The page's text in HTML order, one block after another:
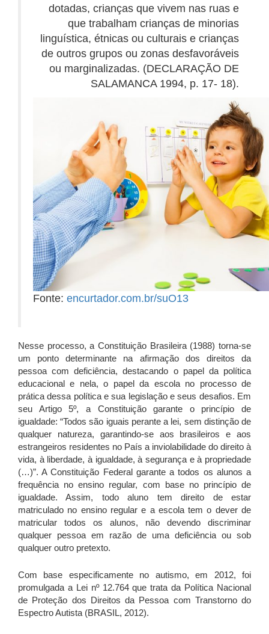
dotadas, crianças que vivem nas ruas e
que trabalham crianças de minorias
linguística, étnicas ou culturais e crianças
de outros grupos ou zonas desfavoráveis
ou marginalizadas. (DECLARAÇÃO DE
SALAMANCA 1994, p. 17- 18).
Fonte: encurtador.com.br/suO13
Nesse processo, a Constituição Brasileira (1988) torna-se
um ponto determinante na afirmação dos direitos da
pessoa com deficiência, destacando o papel da política
educacional e nela, o papel da escola no processo de
prática dessa política e sua legislação e seus desafios. Em
seu Artigo 5º, a Constituição garante o princípio de
igualdade: “Todos são iguais perante a lei, sem distinção de
qualquer natureza, garantindo-se aos brasileiros e aos
estrangeiros residentes no País a inviolabilidade do direito à
vida, à liberdade, à igualdade, à segurança e à propriedade
(…)”. A Constituição Federal garante a todos os alunos a
frequência no ensino regular, com base no princípio de
igualdade. Assim, todo aluno tem direito de estar
matriculado no ensino regular e a escola tem o dever de
matricular todos os alunos, não devendo discriminar
qualquer pessoa em razão de uma deficiência ou sob
qualquer outro pretexto.
Com base especificamente no autismo, em 2012, foi
promulgada a Lei nº 12.764 que trata da Política Nacional
de Proteção dos Direitos da Pessoa com Transtorno do
Espectro Autista (BRASIL, 2012).